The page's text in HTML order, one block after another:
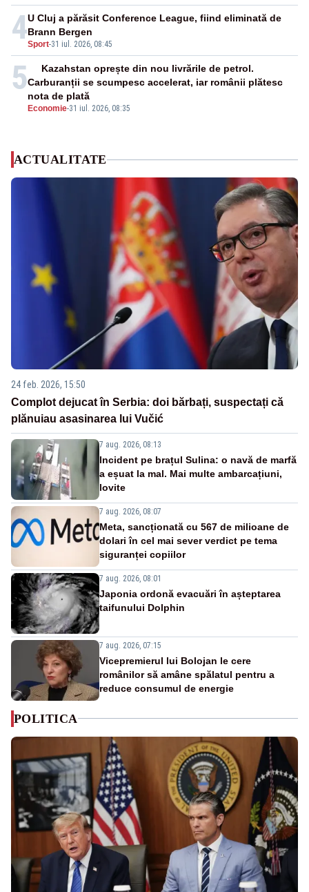
4Sport-31 iul. 2026, 08:45
U Cluj a părăsit Conference League, fiind eliminată de
Brann Bergen
5
Economie-31 iul. 2026, 08:35
Kazahstan oprește din nou livrările de petrol.
Carburanții se scumpesc accelerat, iar românii plătesc
nota de plată
ACTUALITATE
24 feb. 2026, 15:50
Complot dejucat în Serbia: doi bărbați, suspectați că
plănuiau asasinarea lui Vučić
7 aug. 2026, 08:13
Incident pe brațul Sulina: o navă de marfă
a eșuat la mal. Mai multe ambarcațiuni,
lovite
7 aug. 2026, 08:07
Meta, sancționată cu 567 de milioane de
dolari în cel mai sever verdict pe tema
siguranței copiilor
7 aug. 2026, 08:01
Japonia ordonă evacuări în așteptarea
taifunului Dolphin
7 aug. 2026, 07:15
Vicepremierul lui Bolojan le cere
românilor să amâne spălatul pentru a
reduce consumul de energie
POLITICA